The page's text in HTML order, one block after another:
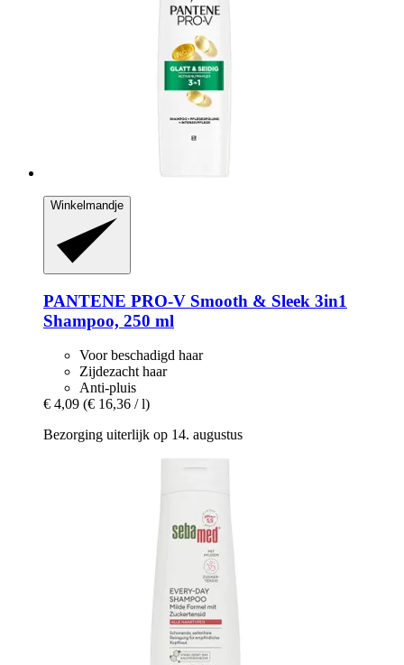
Winkelmandje
PANTENE PRO-V Smooth & Sleek 3in1
Shampoo, 250 ml
Voor beschadigd haar
Zijdezacht haar
Anti-pluis
€ 4,09 (€ 16,36 / l)
Bezorging uiterlijk op 14. augustus